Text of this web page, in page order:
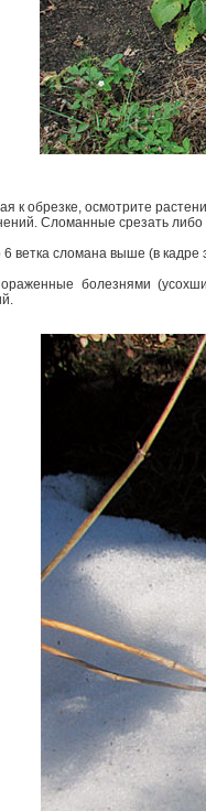
к обрезке, осмотрите
Сломанные срезать
ветка сломана выше (в кадре
болезнями